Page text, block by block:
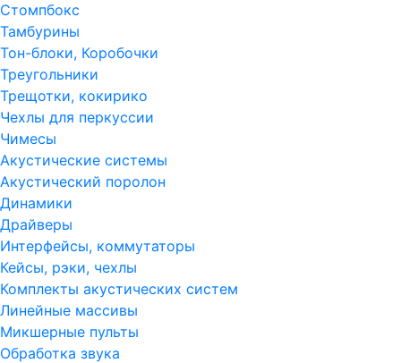
Стомпбокс
Тамбурины
Тон-блоки, Коробочки
Треугольники
Трещотки, кокирико
Чехлы для перкуссии
Чимесы
Акустические системы
Акустический поролон
Динамики
Драйверы
Интерфейсы, коммутаторы
Кейсы, рэки, чехлы
Комплекты акустических систем
Линейные массивы
Микшерные пульты
Обработка звука